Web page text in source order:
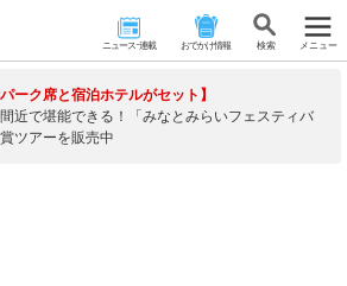
ニュース･連載 おでかけ情報 検 索 メニュー
パーク席と宿泊ホテルがセット】
近で堪能できる！「みなとみらいフェスティバ
ツアーを販売中